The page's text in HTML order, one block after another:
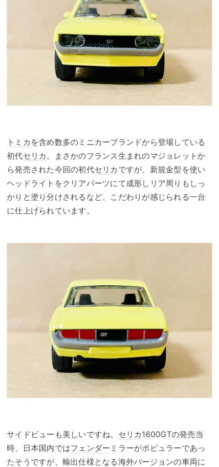
トミカ を含め数多のミニカーブランドから登場している
初代セリカ。まさかのフランス生まれのマジョレットか
ら発売された今回の初代セリカ ですが、新規金型を使い
ヘッドライトをクリアパーツにて成形しリア周りもしっ
かりと塗り分けされるなど、こだわりが感じられる一台
に仕上げられています。
サイドビューも美しいですね。 セリカ1600GTの発売当
時、日本国内ではフェンダー ミラーがポピュラーであっ
たそうですが、輸出仕様となる海外バージョンの車両に